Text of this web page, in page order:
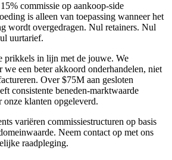
commissie op aankoop-side
is alleen van toepassing wanneer het
wordt overgedragen. Nul retainers. Nul
uurtarief.
prikkels in lijn met de jouwe. We
we een beter akkoord onderhandelen, niet
Over $75M aan gesloten
consistente beneden-marktwaarde
klanten opgeleverd.
variëren commissiestructuren op basis
Neem contact op met ons
raadpleging.